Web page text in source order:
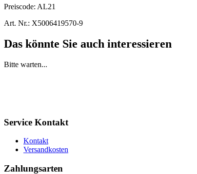
Preiscode: AL21
Art. Nr.: X5006419570-9
Das könnte Sie auch interessieren
Bitte warten...
Service Kontakt
Kontakt
Versandkosten
Zahlungsarten